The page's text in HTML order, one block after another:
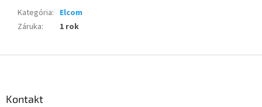
Kategória: Elcom
Záruka: 1 rok
Kontakt